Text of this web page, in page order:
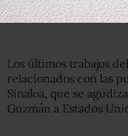
Los últimos trabajos
relacionados con las
Sinaloa, que se
Guzmán a Estados